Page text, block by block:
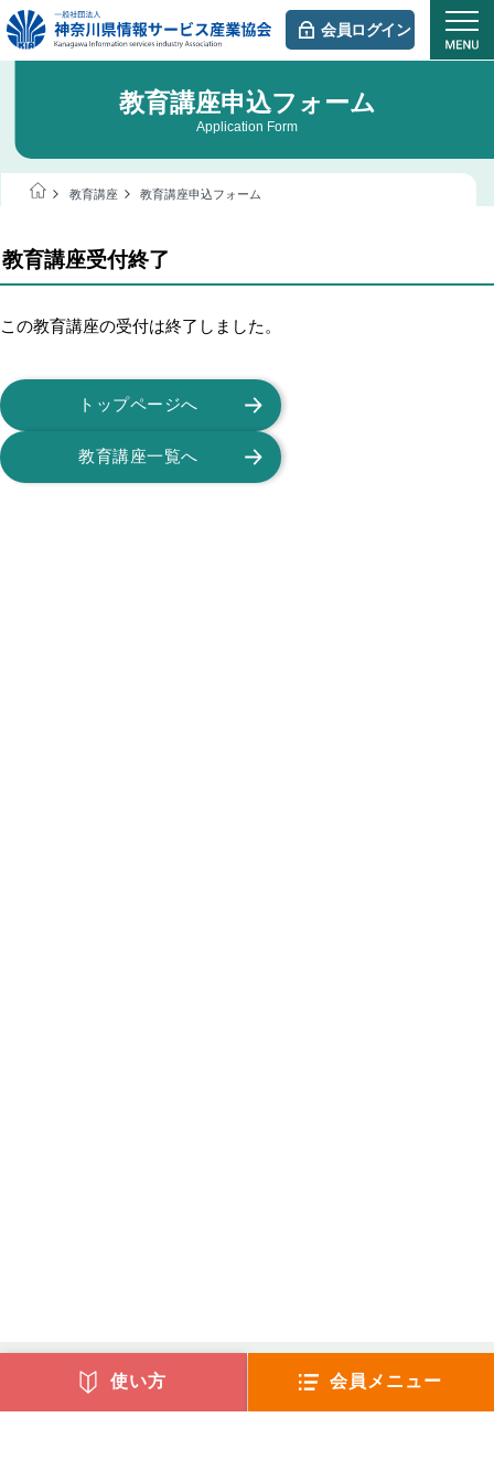
会員ログイン
教育講座申込フォーム
Application Form
教育講座 教育講座申込フォーム
教育講座受付終了
この教育講座の受付は終了しました。
トップページへ
教育講座一覧へ
使い方 会員メニュー